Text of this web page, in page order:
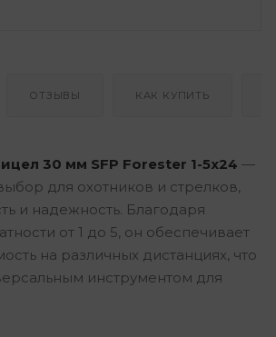
ОТЗЫВЫ КАК КУПИТЬ
30 мм SFP Forester 1-5x24 —
для охотников и стрелков,
и надежность. Благодаря
от 1 до 5, он обеспечивает
на различных дистанциях, что
инструментом для